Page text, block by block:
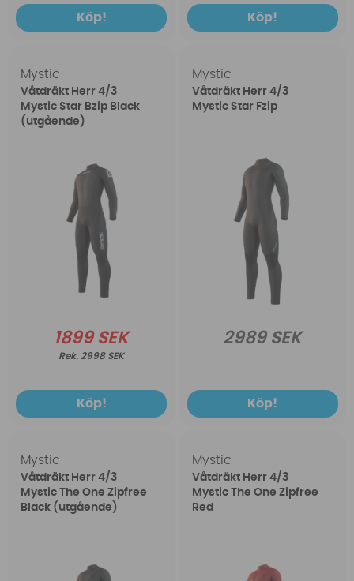
Köp! Köp!
Mystic
Våtdräkt Herr 4/3
Mystic Star Bzip Black
(utgående)
1899 SEK
2998 SEK
Köp!
Mystic
Våtdräkt Herr 4/3
Mystic Star Fzip
2989 SEK
Köp!
Mystic
Våtdräkt Herr 4/3
Mystic The One Zipfree
Black (utgående)
Mystic
Våtdräkt Herr 4/3
Mystic The One Zipfree
Red